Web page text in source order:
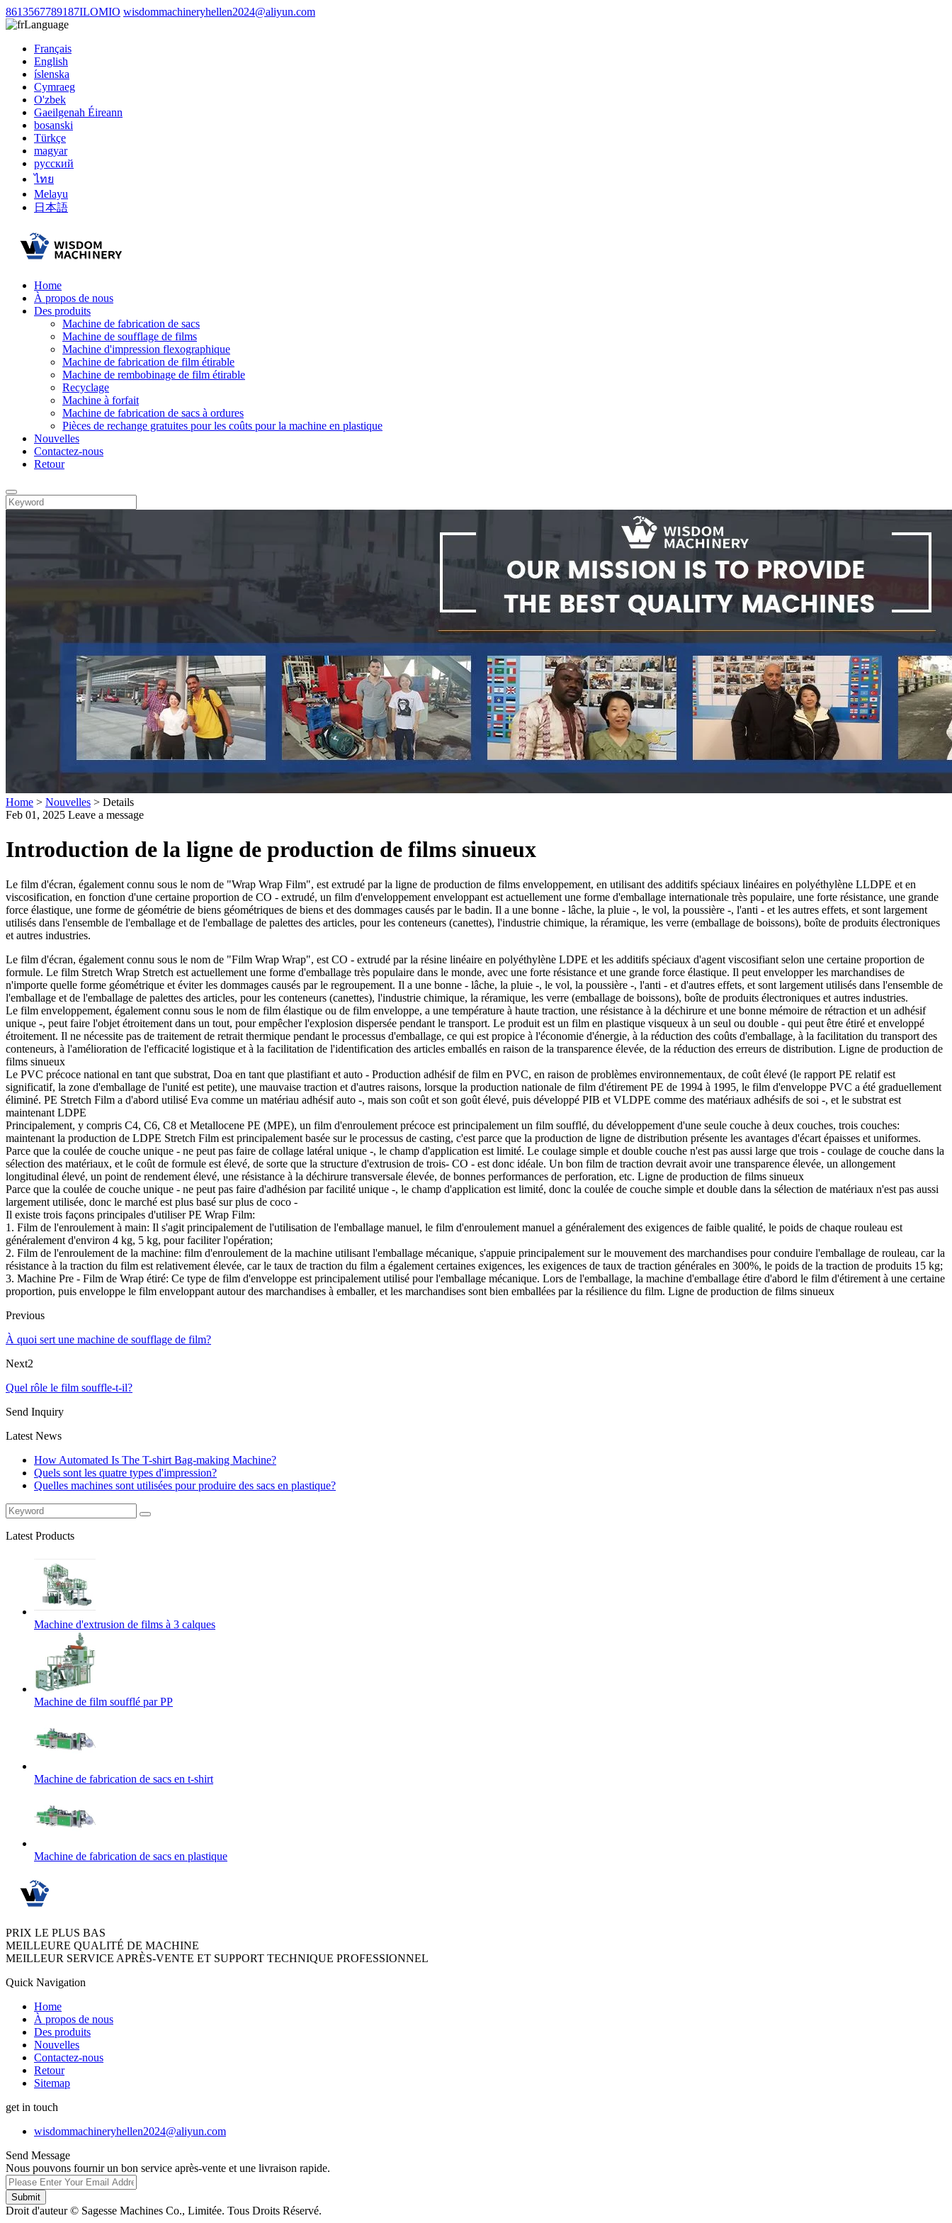
8613567789187ILOMIO wisdommachineryhellen2024@aliyun.com
Language
Français
English
íslenska
Cymraeg
O'zbek
Gaeilgenah Éireann
bosanski
Türkçe
magyar
русский
ไทย
Melayu
日本語
Home
À propos de nous
Des produits
Machine de fabrication de sacs
Machine de soufflage de films
Machine d'impression flexographique
Machine de fabrication de film étirable
Machine de rembobinage de film étirable
Recyclage
Machine à forfait
Machine de fabrication de sacs à ordures
Pièces de rechange gratuites pour les coûts pour la machine en plastique
Nouvelles
Contactez-nous
Retour
Home > Nouvelles > Details
Feb 01, 2025 Leave a message
Introduction de la ligne de production de films sinueux
Le film d'écran, également connu sous le nom de "Wrap Wrap Film", est extrudé par la ligne de production de films enveloppement, en utilisant des additifs spéciaux linéaires en polyéthylène LLDPE et en
viscosification, en fonction d'une certaine proportion de CO - extrudé, un film d'enveloppement enveloppant est actuellement une forme d'emballage internationale très populaire, une forte résistance, une grande
force élastique, une forme de géométrie de biens géométriques de biens et des dommages causés par le badin. Il a une bonne - lâche, la pluie -, le vol, la poussière -, l'anti - et les autres effets, et sont largement
utilisés dans l'ensemble de l'emballage et de l'emballage de palettes des articles, pour les conteneurs (canettes), l'industrie chimique, la réramique, les verre (emballage de boissons), boîte de produits électroniques
et autres industries.
Le film d'écran, également connu sous le nom de "Film Wrap Wrap", est CO - extrudé par la résine linéaire en polyéthylène LDPE et les additifs spéciaux d'agent viscosifiant selon une certaine proportion de
formule. Le film Stretch Wrap Stretch est actuellement une forme d'emballage très populaire dans le monde, avec une forte résistance et une grande force élastique. Il peut envelopper les marchandises de
n'importe quelle forme géométrique et éviter les dommages causés par le regroupement. Il a une bonne - lâche, la pluie -, le vol, la poussière -, l'anti - et d'autres effets, et sont largement utilisés dans l'ensemble de
l'emballage et de l'emballage de palettes des articles, pour les conteneurs (canettes), l'industrie chimique, la réramique, les verre (emballage de boissons), boîte de produits électroniques et autres industries.
Le film enveloppement, également connu sous le nom de film élastique ou de film enveloppe, a une température à haute traction, une résistance à la déchirure et une bonne mémoire de rétraction et un adhésif
unique -, peut faire l'objet étroitement dans un tout, pour empêcher l'explosion dispersée pendant le transport. Le produit est un film en plastique visqueux à un seul ou double - qui peut être étiré et enveloppé
étroitement. Il ne nécessite pas de traitement de retrait thermique pendant le processus d'emballage, ce qui est propice à l'économie d'énergie, à la réduction des coûts d'emballage, à la facilitation du transport des
conteneurs, à l'amélioration de l'efficacité logistique et à la facilitation de l'identification des articles emballés en raison de la transparence élevée, de la réduction des erreurs de distribution. Ligne de production de
films sinueux
Le PVC précoce national en tant que substrat, Doa en tant que plastifiant et auto - Production adhésif de film en PVC, en raison de problèmes environnementaux, de coût élevé (le rapport PE relatif est
significatif, la zone d'emballage de l'unité est petite), une mauvaise traction et d'autres raisons, lorsque la production nationale de film d'étirement PE de 1994 à 1995, le film d'enveloppe PVC a été graduellement
éliminé. PE Stretch Film a d'abord utilisé Eva comme un matériau adhésif auto -, mais son coût et son goût élevé, puis développé PIB et VLDPE comme des matériaux adhésifs de soi -, et le substrat est
maintenant LDPE
Principalement, y compris C4, C6, C8 et Metallocene PE (MPE), un film d'enroulement précoce est principalement un film soufflé, du développement d'une seule couche à deux couches, trois couches:
maintenant la production de LDPE Stretch Film est principalement basée sur le processus de casting, c'est parce que la production de ligne de distribution présente les avantages d'écart épaisses et uniformes.
Parce que la coulée de couche unique - ne peut pas faire de collage latéral unique -, le champ d'application est limité. Le coulage simple et double couche n'est pas aussi large que trois - coulage de couche dans la
sélection des matériaux, et le coût de formule est élevé, de sorte que la structure d'extrusion de trois- CO - est donc idéale. Un bon film de traction devrait avoir une transparence élevée, un allongement
longitudinal élevé, un point de rendement élevé, une résistance à la déchirure transversale élevée, de bonnes performances de perforation, etc. Ligne de production de films sinueux
Parce que la coulée de couche unique - ne peut pas faire d'adhésion par facilité unique -, le champ d'application est limité, donc la coulée de couche simple et double dans la sélection de matériaux n'est pas aussi
largement utilisée, donc le marché est plus basé sur plus de coco -
Il existe trois façons principales d'utiliser PE Wrap Film:
1. Film de l'enroulement à main: Il s'agit principalement de l'utilisation de l'emballage manuel, le film d'enroulement manuel a généralement des exigences de faible qualité, le poids de chaque rouleau est
généralement d'environ 4 kg, 5 kg, pour faciliter l'opération;
2. Film de l'enroulement de la machine: film d'enroulement de la machine utilisant l'emballage mécanique, s'appuie principalement sur le mouvement des marchandises pour conduire l'emballage de rouleau, car la
résistance à la traction du film est relativement élevée, car le taux de traction du film a également certaines exigences, les exigences de taux de traction générales en 300%, le poids de la traction de produits 15 kg;
3. Machine Pre - Film de Wrap étiré: Ce type de film d'enveloppe est principalement utilisé pour l'emballage mécanique. Lors de l'emballage, la machine d'emballage étire d'abord le film d'étirement à une certaine
proportion, puis enveloppe le film enveloppant autour des marchandises à emballer, et les marchandises sont bien emballées par la résilience du film. Ligne de production de films sinueux
Previous
À quoi sert une machine de soufflage de film?
Next2
Quel rôle le film souffle-t-il?
Send Inquiry
Latest News
How Automated Is The T-shirt Bag-making Machine?
Quels sont les quatre types d'impression?
Quelles machines sont utilisées pour produire des sacs en plastique?
Latest Products
Machine d'extrusion de films à 3 calques
Machine de film soufflé par PP
Machine de fabrication de sacs en t-shirt
Machine de fabrication de sacs en plastique
PRIX LE PLUS BAS
MEILLEURE QUALITÉ DE MACHINE
MEILLEUR SERVICE APRÈS-VENTE ET SUPPORT TECHNIQUE PROFESSIONNEL
Quick Navigation
Home
À propos de nous
Des produits
Nouvelles
Contactez-nous
Retour
Sitemap
get in touch
wisdommachineryhellen2024@aliyun.com
Send Message
Nous pouvons fournir un bon service après-vente et une livraison rapide.
Submit
Droit d'auteur © Sagesse Machines Co., Limitée. Tous Droits Réservé.